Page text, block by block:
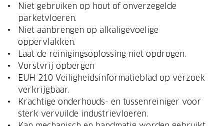
Niet gebruiken op hout of onverzegelde
parketvloeren.
Niet aanbrengen op alkaligevoelige
oppervlakken.
Laat de reinigingsoplossing niet opdrogen.
Vorstvrij opbergen
EUH 210 Veiligheidsinformatieblad op verzoek
verkrijgbaar.
Krachtige onderhouds- en tussenreiniger voor
sterk vervuilde industrievloeren.